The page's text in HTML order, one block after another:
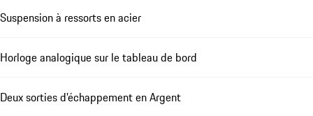
Suspension à ressorts en acier
Horloge analogique sur le tableau de bord
Deux sorties d'échappement en Argent